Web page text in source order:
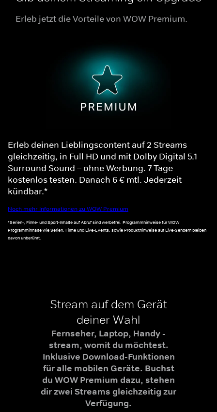
Erleb jetzt die Vorteile von WOW Premium.
Erleb deinen Lieblingscontent auf 2 Streams
gleichzeitig, in Full HD und mit Dolby Digital 5.1
Surround Sound – ohne Werbung. 7 Tage
kostenlos testen. Danach 6 € mtl. Jederzeit
kündbar.*
Noch mehr Informationen zu WOW Premium
*Serien-, Filme- und Sport-Inhalte auf Abruf sind werbefrei. Programmhinweise für WOW
Programminhalte wie Serien, Filme und Live-Events, sowie Produkthinweise auf Live-Sendern bleiben
davon unberührt.
Stream auf dem Gerät
deiner Wahl
Fernseher, Laptop, Handy -
stream, womit du möchtest.
Inklusive Download-Funktionen
für alle mobilen Geräte. Buchst
du WOW Premium dazu, stehen
dir zwei Streams gleichzeitig zur
Verfügung.